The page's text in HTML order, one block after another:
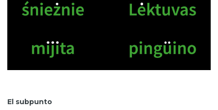
El subpunto